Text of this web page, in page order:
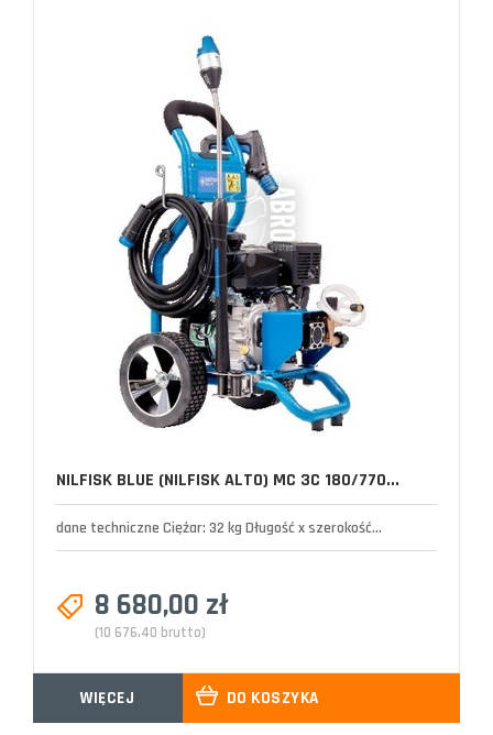
NILFISK BLUE (NILFISK ALTO) MC 3C 180/770...
dane techniczne Ciężar: 32 kg Długość x szerokość...
8 680,00 zł
(10 676,40 brutto)
WIĘCEJ DO KOSZYKA